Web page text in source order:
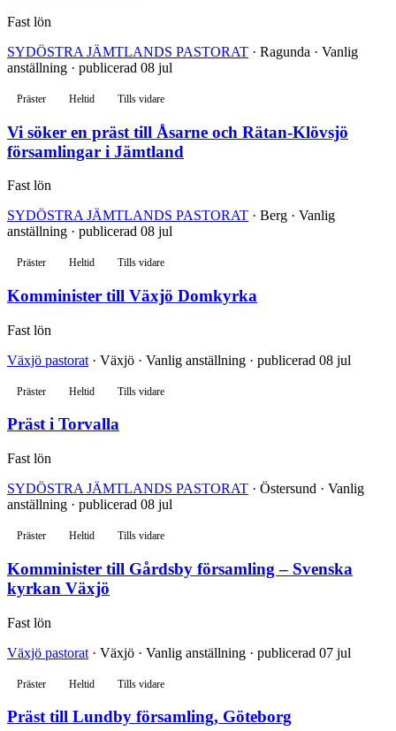
Fast lön
SYDÖSTRA JÄMTLANDS PASTORAT · Ragunda · Vanlig
anställning · publicerad 08 jul
Präster Heltid Tills vidare
Vi söker en präst till Åsarne och Rätan-Klövsjö
församlingar i Jämtland
Fast lön
SYDÖSTRA JÄMTLANDS PASTORAT · Berg · Vanlig
anställning · publicerad 08 jul
Präster Heltid Tills vidare
Komminister till Växjö Domkyrka
Fast lön
Växjö pastorat · Växjö · Vanlig anställning · publicerad 08 jul
Präster Heltid Tills vidare
Präst i Torvalla
Fast lön
SYDÖSTRA JÄMTLANDS PASTORAT · Östersund · Vanlig
anställning · publicerad 08 jul
Präster Heltid Tills vidare
Komminister till Gårdsby församling – Svenska
kyrkan Växjö
Fast lön
Växjö pastorat · Växjö · Vanlig anställning · publicerad 07 jul
Präster Heltid Tills vidare
Präst till Lundby församling, Göteborg